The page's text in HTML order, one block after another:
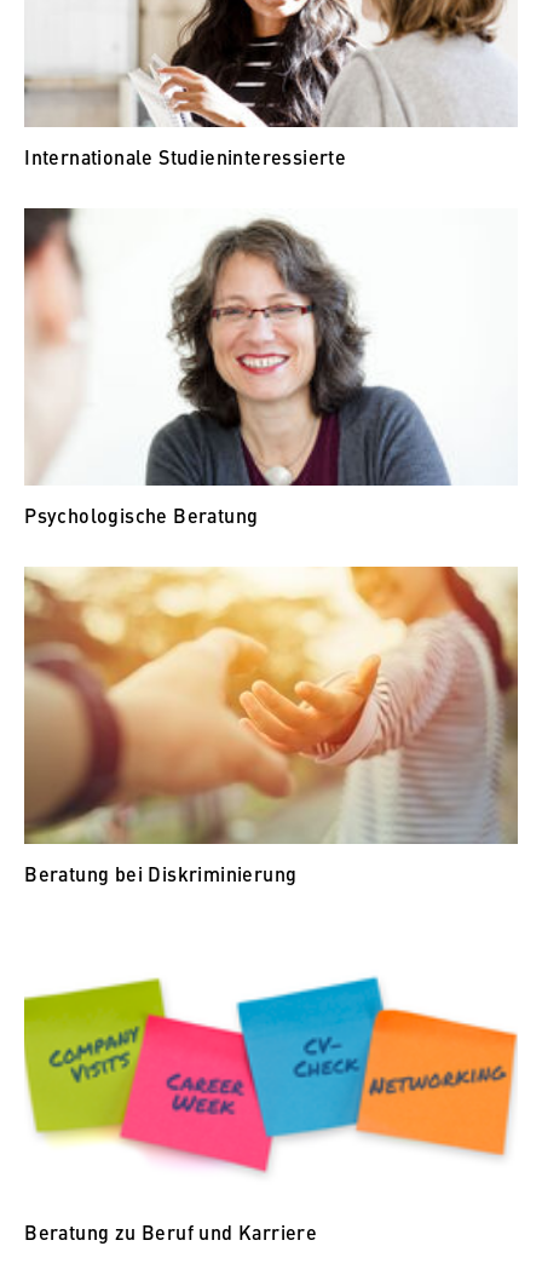
Internationale Studieninteressierte
Psychologische Beratung
Beratung bei Diskriminierung
Beratung zu Beruf und Karriere